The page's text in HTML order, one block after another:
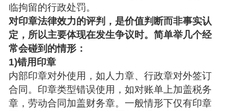
临拘留的行政处罚。
对印章法律效力的评判，是价值判断而非事实认
定，所以主要体现在发生争议时。简单举几个经
常会碰到的情形：
1)错用印章
内部印章对外使用，如人力章、行政章对外签订
合同。印章类型错误使用，如对账单上加盖税务
章，劳动合同加盖财务章。一般情形下仅有印章